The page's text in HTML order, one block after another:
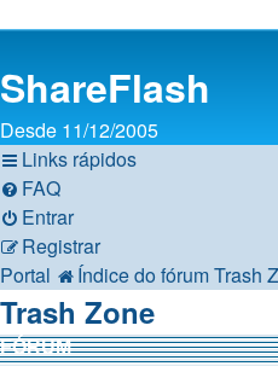
ShareFlash
Desde 11/12/2005
Links rápidos
FAQ
Entrar
Registrar
Portal
Índice do fórumTrash
Trash Zone
FÓRUM